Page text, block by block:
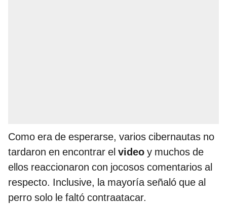
Como era de esperarse, varios cibernautas no
tardaron en encontrar el video y muchos de
ellos reaccionaron con jocosos comentarios al
respecto. Inclusive, la mayoría señaló que al
perro solo le faltó contraatacar.